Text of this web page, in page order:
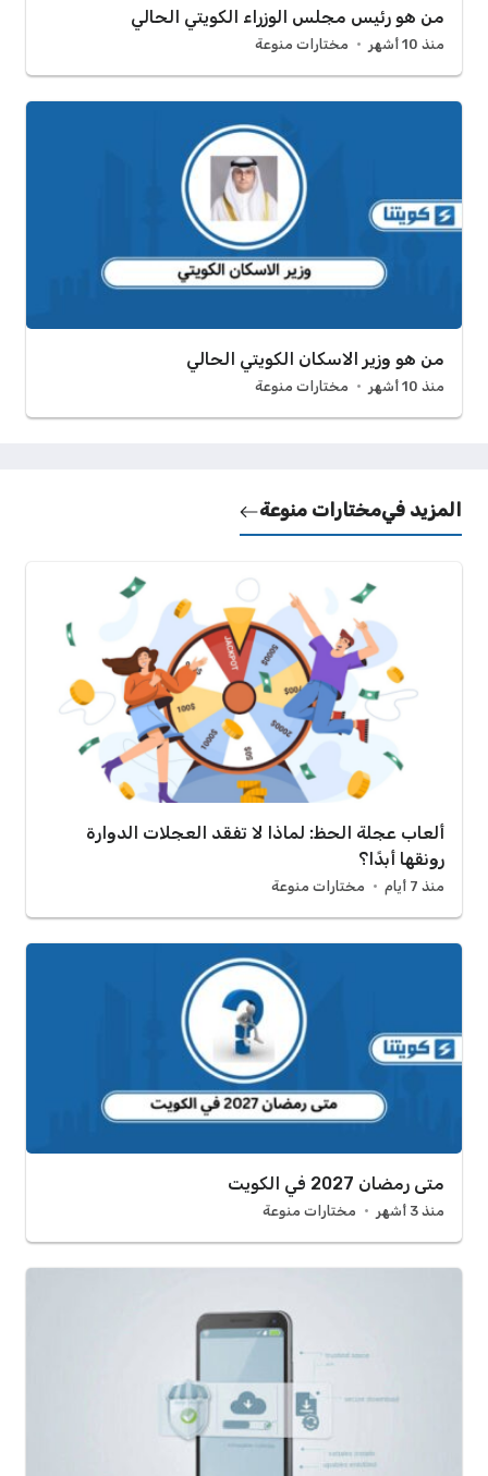
من هو رئيس مجلس الوزراء الكويتي الحالي
منذ 10 أشهر مختارات منوعة
من هو وزير الاسكان الكويتي الحالي
منذ 10 أشهر مختارات منوعة
المزيد فيمختارات منوعة
ألعاب عجلة الحظ: لماذا لا تفقد العجلات الدوارة
رونقها أبدًا؟
منذ 7 أيام مختارات منوعة
متى رمضان 2027 في الكويت
منذ 3 أشهر مختارات منوعة